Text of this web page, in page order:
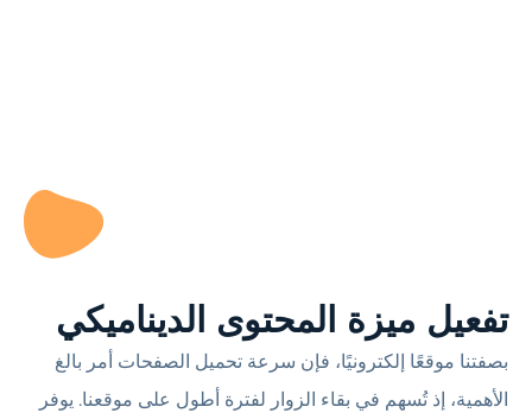
تفعيل ميزة المحتوى الديناميكي
بصفتنا موقعًا إلكترونيًا، فإن سرعة تحميل الصفحات أمر بالغ
الأهمية، إذ تُسهم في بقاء الزوار لفترة أطول على موقعنا. يوفر